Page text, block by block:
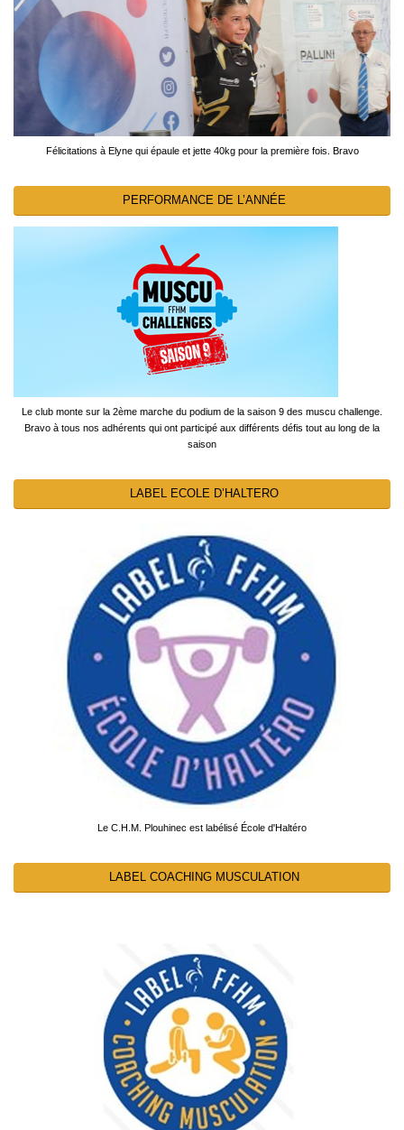
Félicitations à Elyne qui épaule et jette 40kg pour la première fois. Bravo
PERFORMANCE DE L’ANNÉE
Le club monte sur la 2ème marche du podium de la saison 9 des muscu challenge.
Bravo à tous nos adhérents qui ont participé aux différents défis tout au long de la
saison
LABEL ECOLE D’HALTERO
Le C.H.M. Plouhinec est labélisé École d'Haltéro
LABEL COACHING MUSCULATION